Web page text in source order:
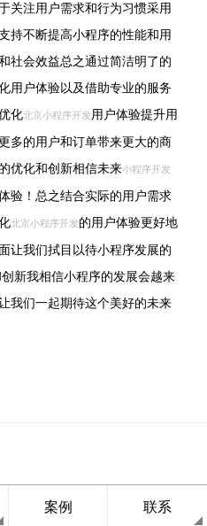
关注用户需求和行为习惯采用
持不断提高小程序的性能和用
社会效益总之通过简洁明了的
用户体验以及借助专业的服务
化北京小程序开发用户体验提升用
多的用户和订单带来更大的商
优化和创新相信未来小程序开发
验！总之结合实际的用户需求
北京小程序开发的用户体验更好地
让我们拭目以待小程序发展的
新我相信小程序的发展会越来
我们一起期待这个美好的未来
案例 联系